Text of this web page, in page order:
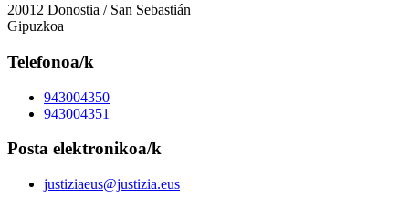
20012 Donostia / San Sebastián
Gipuzkoa
Telefonoa/k
943004350
943004351
Posta elektronikoa/k
justiziaeus@justizia.eus